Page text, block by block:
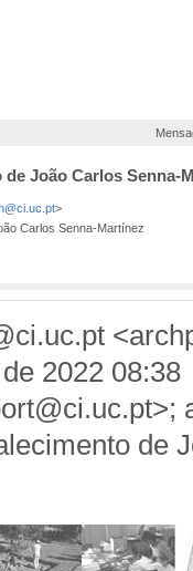
João Carlos Senna-
>
Carlos Senna-Martínez
2022 08:38
de